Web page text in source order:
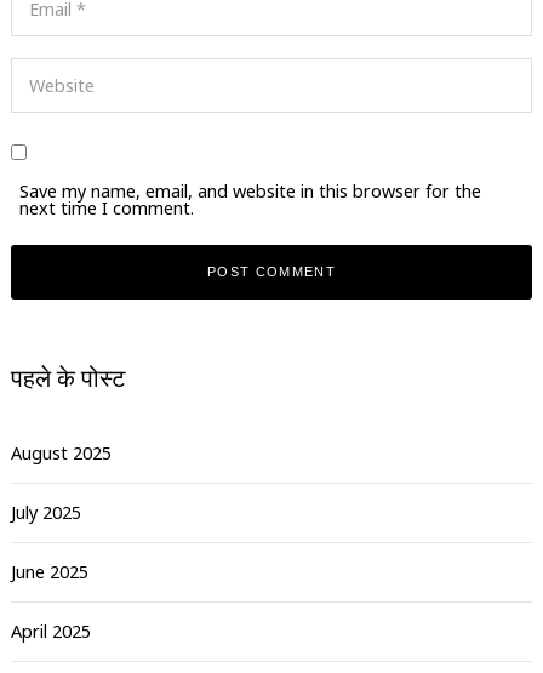
Save my name, email, and website in this browser for the
next time I comment.
पहले के पोस्ट
August 2025
July 2025
June 2025
April 2025